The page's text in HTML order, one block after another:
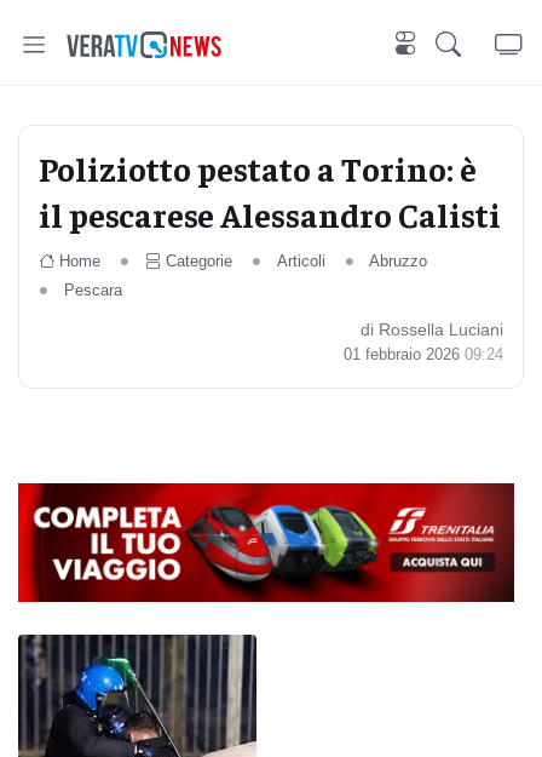
Poliziotto pestato a Torino: è
il pescarese Alessandro Calisti
Home Categorie Articoli
Abruzzo
Pescara
di Rossella Luciani
01 febbraio 2026 09:24